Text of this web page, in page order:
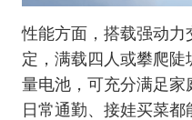
性能方面，搭载强动
定，满载四人或攀爬
量电池，可充分满足家
日常通勤、接娃买菜都